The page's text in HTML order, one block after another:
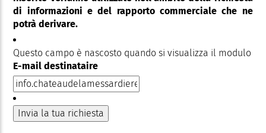
di informazioni e del rapporto commerciale che ne
potrà derivare.
Questo campo è nascosto quando si visualizza il modulo
E-mail destinataire